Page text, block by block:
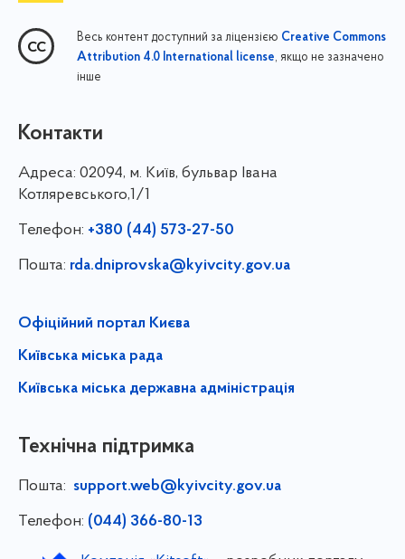
Весь контент доступний за ліцензією Creative Commons
Attribution 4.0 International license, якщо не зазначено
інше
Контакти
Адреса: 02094, м. Київ, бульвар Івана
Котляревського,1/1
Телефон: +380 (44) 573-27-50
Пошта: rda.dniprovska@kyivcity.gov.ua
Офіційний портал Києва
Київська міська рада
Київська міська державна адміністрація
Технічна підтримка
Пошта: support.web@kyivcity.gov.ua
Телефон: (044) 366-80-13